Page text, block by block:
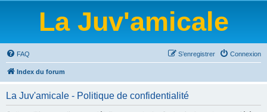
La Juv'amicale
FAQ Connexion
S’enregistrer
Index du forum
La Juv'amicale - Politique de confidentialité